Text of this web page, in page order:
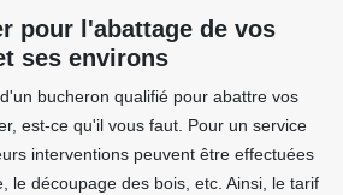
pour l'abattage de vos
ses environs
bucheron qualifié pour abattre vos
est-ce qu'il vous faut. Pour un service
interventions peuvent être effectuées
le découpage des bois, etc. Ainsi, le tarif